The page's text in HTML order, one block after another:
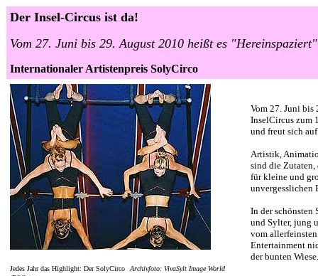
Der Insel-Circus ist da!
Vom 27. Juni bis 29. August 2010 heißt es "Hereinspaziert"
Internationaler Artistenpreis SolyCirco
Jedes Jahr das Highlight: Der SolyCirco
Archivfoto: VivaSylt Image World
Vom 27. Juni bis
InselCircus zum
und freut sich
Artistik,
sind die
für kleine und
unvergesslichen
In der schönsten
und Sylter, jung
vom
Entertainment
der bunten Wiese.